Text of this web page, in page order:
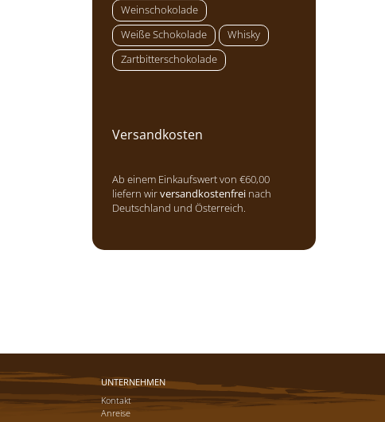
Weinschokolade
Weiße Schokolade
Whisky
Zartbitterschokolade
Versandkosten
Ab einem Einkaufswert von €60,00
liefern wirversandkostenfrei nach
Deutschland und Österreich.
UNTERNEHMEN
Kontakt
Anreise